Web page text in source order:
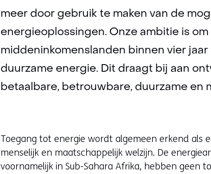
meer door gebruik te maken van de
energieoplossingen. Onze ambitie is
middeninkomenslanden binnen vier
duurzame energie. Dit draagt bij aan
betaalbare, betrouwbare, duurzame en
Toegang tot energie wordt algemeen erkend als
menselijk en maatschappelijk welzijn. De
voornamelijk in Sub-Sahara Afrika, hebben geen